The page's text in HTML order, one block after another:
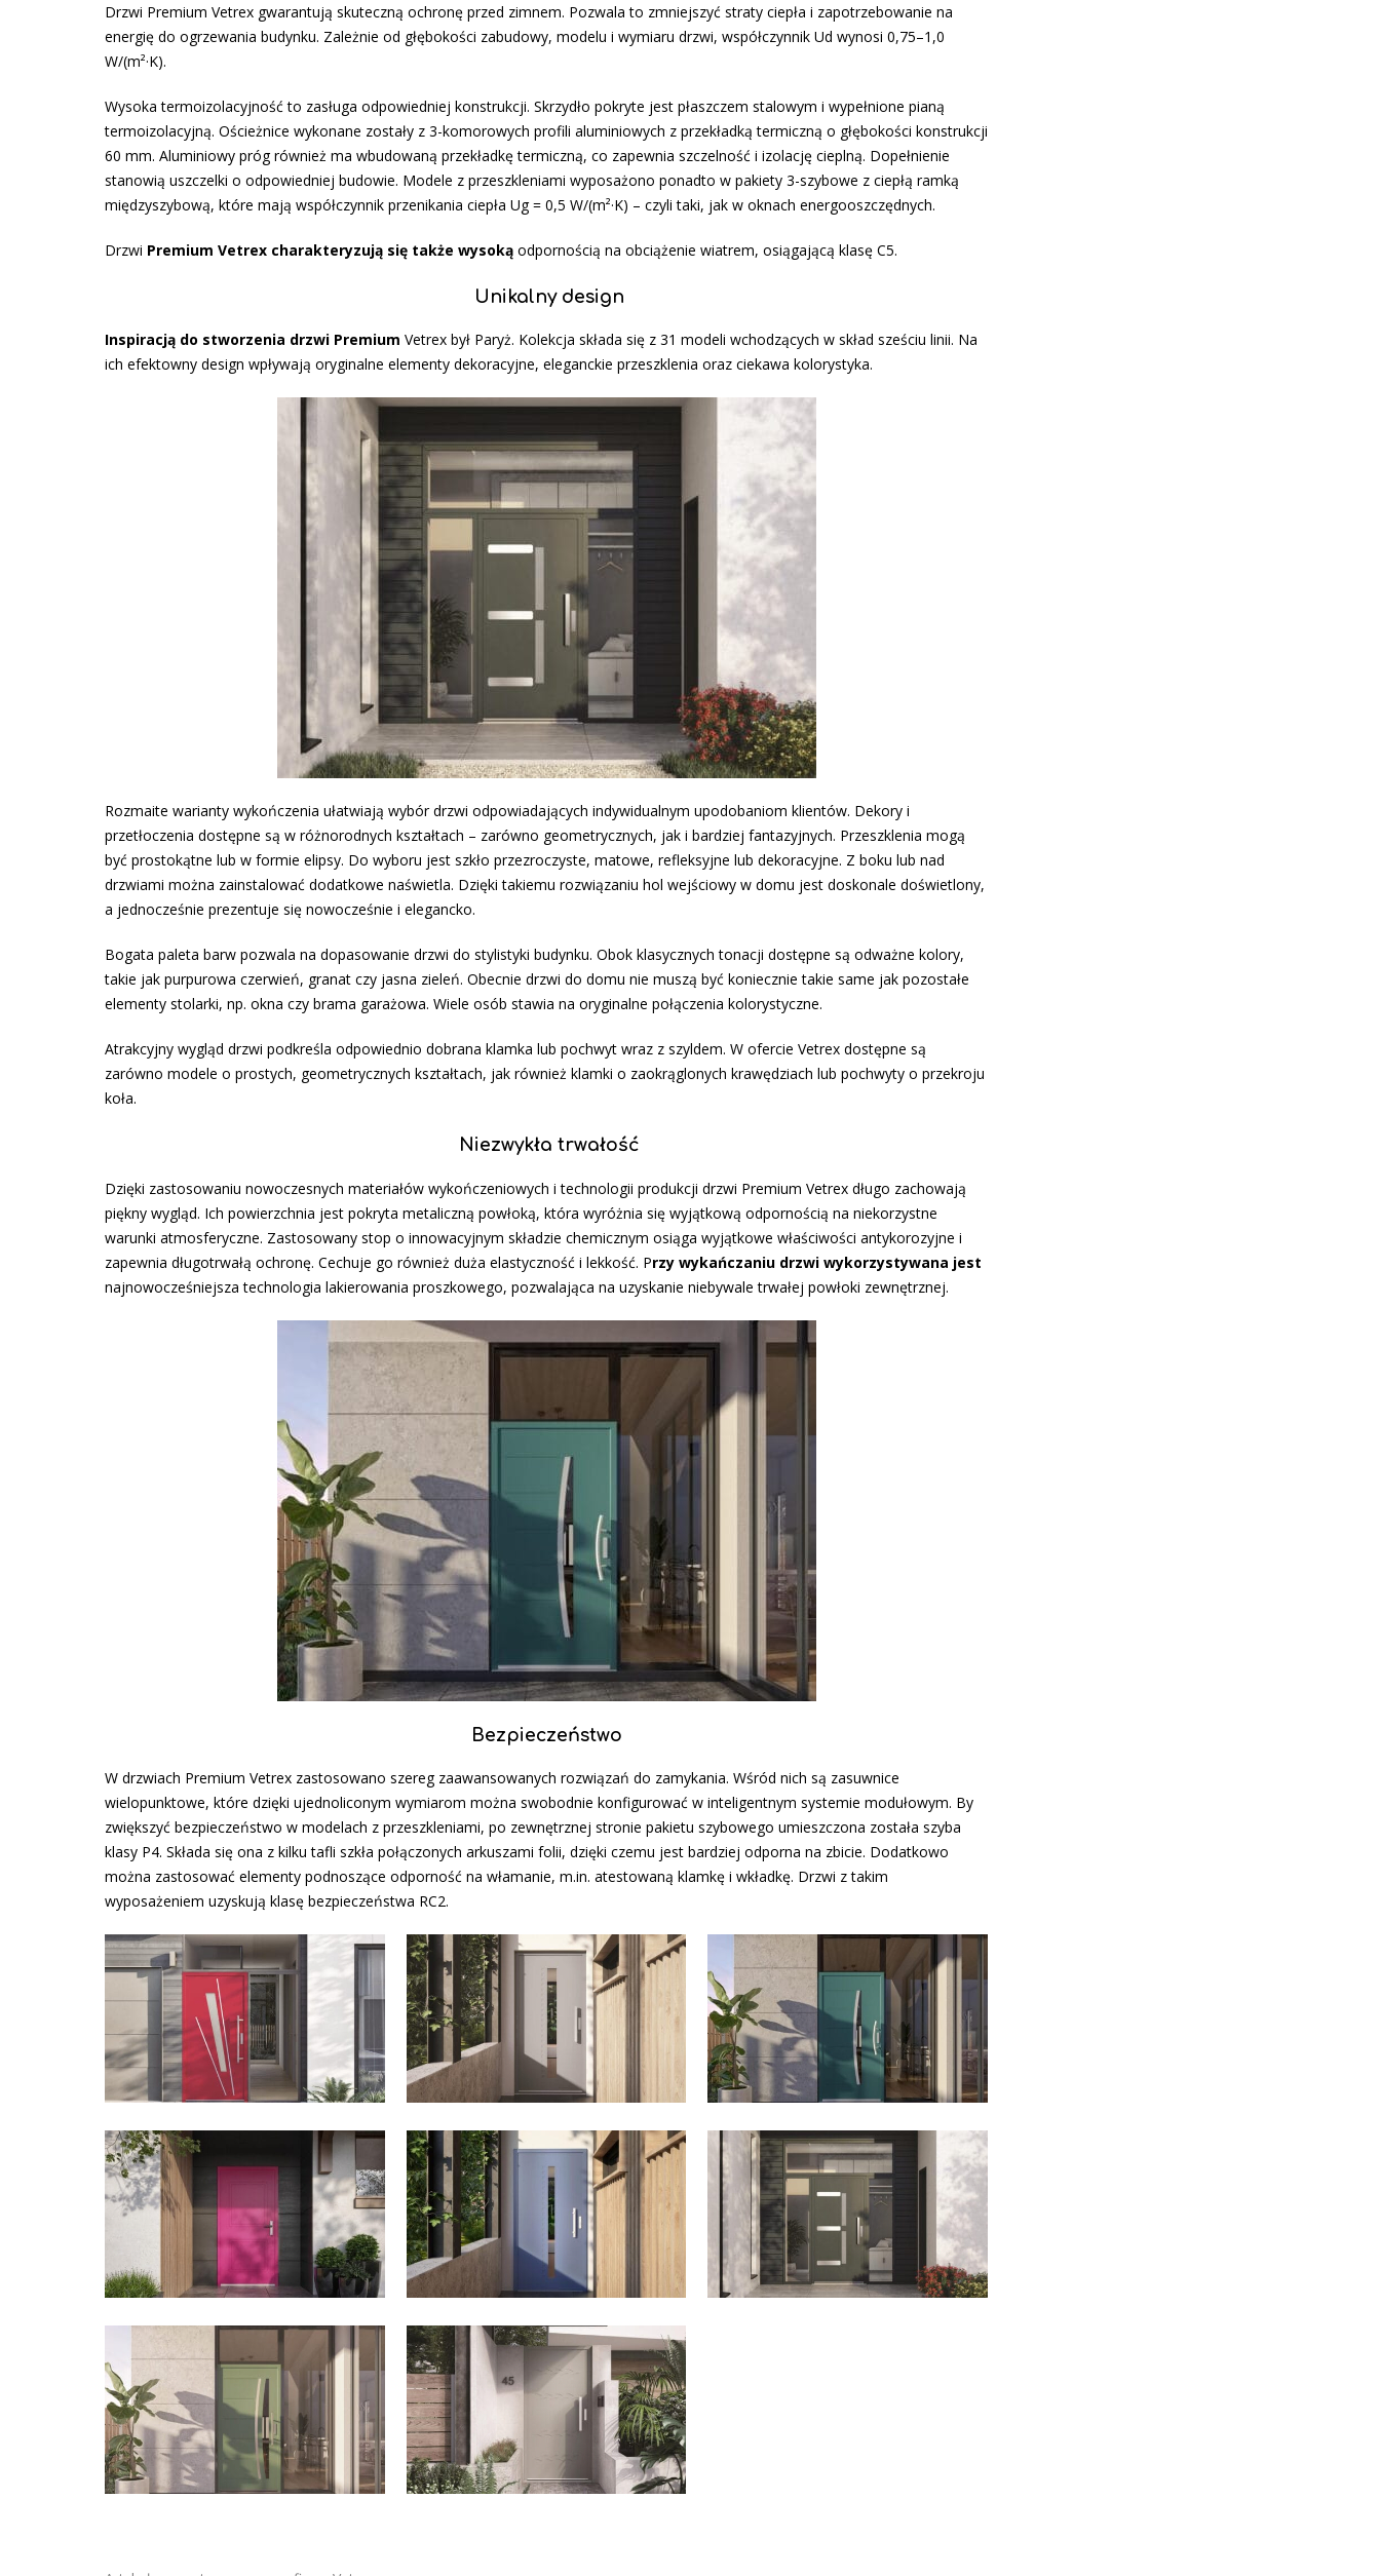
Drzwi Premium Vetrex gwarantują skuteczną ochronę przed zimnem. Pozwala to zmniejszyć straty ciepła i zapotrzebowanie na
energię do ogrzewania budynku. Zależnie od głębokości zabudowy, modelu i wymiaru drzwi, współczynnik Ud wynosi 0,75–1,0
W/(m²·K).
Wysoka termoizolacyjność to zasługa odpowiedniej konstrukcji. Skrzydło pokryte jest płaszczem stalowym i wypełnione pianą
termoizolacyjną. Ościeżnice wykonane zostały z 3-komorowych profili aluminiowych z przekładką termiczną o głębokości konstrukcji
60 mm. Aluminiowy próg również ma wbudowaną przekładkę termiczną, co zapewnia szczelność i izolację cieplną. Dopełnienie
stanowią uszczelki o odpowiedniej budowie. Modele z przeszkleniami wyposażono ponadto w pakiety 3-szybowe z ciepłą ramką
międzyszybową, które mają współczynnik przenikania ciepła Ug = 0,5 W/(m²·K) – czyli taki, jak w oknach energooszczędnych.
Drzwi Premium Vetrex charakteryzują się także wysoką odpornością na obciążenie wiatrem, osiągającą klasę C5.
Unikalny design
Inspiracją do stworzenia drzwi Premium Vetrex był Paryż. Kolekcja składa się z 31 modeli wchodzących w skład sześciu linii. Na
ich efektowny design wpływają oryginalne elementy dekoracyjne, eleganckie przeszklenia oraz ciekawa kolorystyka.
Rozmaite warianty wykończenia ułatwiają wybór drzwi odpowiadających indywidualnym upodobaniom klientów. Dekory i
przetłoczenia dostępne są w różnorodnych kształtach – zarówno geometrycznych, jak i bardziej fantazyjnych. Przeszklenia mogą
być prostokątne lub w formie elipsy. Do wyboru jest szkło przezroczyste, matowe, refleksyjne lub dekoracyjne. Z boku lub nad
drzwiami można zainstalować dodatkowe naświetla. Dzięki takiemu rozwiązaniu hol wejściowy w domu jest doskonale doświetlony,
a jednocześnie prezentuje się nowocześnie i elegancko.
Bogata paleta barw pozwala na dopasowanie drzwi do stylistyki budynku. Obok klasycznych tonacji dostępne są odważne kolory,
takie jak purpurowa czerwień, granat czy jasna zieleń. Obecnie drzwi do domu nie muszą być koniecznie takie same jak pozostałe
elementy stolarki, np. okna czy brama garażowa. Wiele osób stawia na oryginalne połączenia kolorystyczne.
Atrakcyjny wygląd drzwi podkreśla odpowiednio dobrana klamka lub pochwyt wraz z szyldem. W ofercie Vetrex dostępne są
zarówno modele o prostych, geometrycznych kształtach, jak również klamki o zaokrąglonych krawędziach lub pochwyty o przekroju
koła.
Niezwykła trwałość
Dzięki zastosowaniu nowoczesnych materiałów wykończeniowych i technologii produkcji drzwi Premium Vetrex długo zachowają
piękny wygląd. Ich powierzchnia jest pokryta metaliczną powłoką, która wyróżnia się wyjątkową odpornością na niekorzystne
warunki atmosferyczne. Zastosowany stop o innowacyjnym składzie chemicznym osiąga wyjątkowe właściwości antykorozyjne i
zapewnia długotrwałą ochronę. Cechuje go również duża elastyczność i lekkość. Przy wykańczaniu drzwi wykorzystywana jest
najnowocześniejsza technologia lakierowania proszkowego, pozwalająca na uzyskanie niebywale trwałej powłoki zewnętrznej.
Bezpieczeństwo
W drzwiach Premium Vetrex zastosowano szereg zaawansowanych rozwiązań do zamykania. Wśród nich są zasuwnice
wielopunktowe, które dzięki ujednoliconym wymiarom można swobodnie konfigurować w inteligentnym systemie modułowym. By
zwiększyć bezpieczeństwo w modelach z przeszkleniami, po zewnętrznej stronie pakietu szybowego umieszczona została szyba
klasy P4. Składa się ona z kilku tafli szkła połączonych arkuszami folii, dzięki czemu jest bardziej odporna na zbicie. Dodatkowo
można zastosować elementy podnoszące odporność na włamanie, m.in. atestowaną klamkę i wkładkę. Drzwi z takim
wyposażeniem uzyskują klasę bezpieczeństwa RC2.